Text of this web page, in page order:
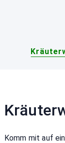
Komm mit auf